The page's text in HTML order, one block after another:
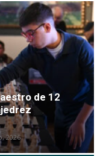
de 12
2026